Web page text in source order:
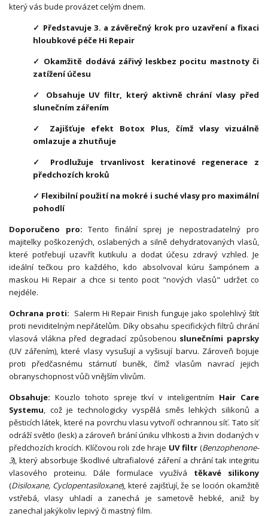
který vás bude provázet celým dnem.
✓ Představuje 3. a závěrečný krok pro uzavření a fixaci
hloubkové péče Hi Repair
✓ Okamžitě dodává zářivý leskbez pocitu mastnoty či
zatížení účesu
✓ Obsahuje UV filtr, který aktivně chrání vlasy před
slunečním zářením
✓ Zajišťuje efekt Botox Plus, čímž vlasy vizuálně
omlazuje a zhutňuje
✓ Prodlužuje trvanlivost keratinové regenerace z
předchozích kroků
✓ Flexibilní použití na mokré i suché vlasy pro maximální
pohodlí
Doporučeno pro:Tento finální sprej je nepostradatelný pro
majitelky poškozených, oslabených a silně dehydratovaných vlasů,
které potřebují uzavřít kutikulu a dodat účesu zdravý vzhled. Je
ideální tečkou pro každého, kdo absolvoval kúru šampónem a
maskou Hi Repair a chce si tento pocit "nových vlasů" udržet co
nejdéle.
Ochrana proti: Salerm Hi Repair Finish funguje jako spolehlivý štít
proti neviditelným nepřátelům. Díky obsahu specifických filtrů chrání
vlasová vlákna před degradací způsobenou slunečními paprsky
(UV zářením), které vlasy vysušují a vyšisují barvu. Zároveň bojuje
proti předčasnému stárnutí buněk, čímž vlasům navrací jejich
obranyschopnost vůči vnějším vlivům.
Obsahuje: Kouzlo tohoto spreje tkví v inteligentním Hair Care
Systemu , což je technologicky vyspělá směs lehkých silikonů a
pěsticích látek, které na povrchu vlasu vytvoří ochrannou síť. Tato síť
odráží světlo (lesk) a zároveň brání úniku vlhkosti a živin dodaných v
předchozích krocích. Klíčovou roli zde hraje UV filtr (Benzophenone-
3), který absorbuje škodlivé ultrafialové záření a chrání tak integritu
vlasového proteinu. Dále formulace využívá těkavé silikony
(Disiloxane, Cyclopentasiloxane), které zajišťují, že se loción okamžitě
vstřebá, vlasy uhladí a zanechá je sametově hebké, aniž by
zanechal jakýkoliv lepivý či mastný film.